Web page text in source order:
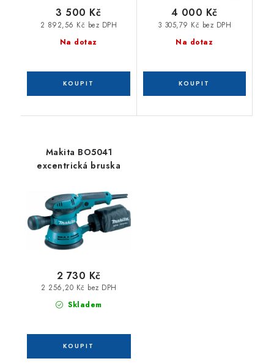
Na dotaz
2 892,56 Kč bez DPH
3 500 Kč
Na dotaz
3 305,79 Kč bez DPH
4 000 Kč
Makita BO5041
excentrická bruska
Skladem
2 256,20 Kč bez DPH
2 730 Kč